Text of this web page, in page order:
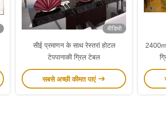
वीडियो
सीई प्रमाणन के साथ रेस्तरां होटल
टेपपानाकी ग्रिल टेबल
सबसे अच्छी कीमत पाएं